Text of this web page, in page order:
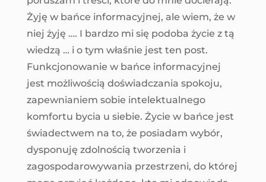
Żyję w bańce informacyjnej, ale wiem, że w
niej żyję …. I bardzo mi się podoba życie z tą
wiedzą … i o tym właśnie jest ten post.
Funkcjonowanie w bańce informacyjnej
jest możliwością doświadczania spokoju,
zapewnianiem sobie intelektualnego
komfortu bycia u siebie. Życie w bańce jest
świadectwem na to, że posiadam wybór,
dysponuję zdolnością tworzenia i
zagospodarowywania przestrzeni, do której